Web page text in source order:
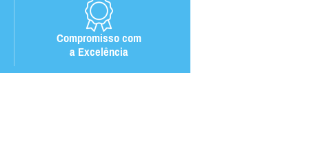
Compromisso com
a Excelência